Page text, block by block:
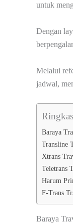
untuk
Dengan
Melalui
jadwal,
Baraya
Transline
Xtrans
Teletrans
Harum
F-Trans
Baraya